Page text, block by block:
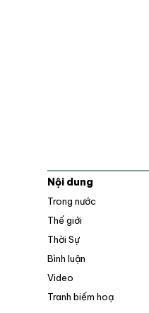
Nội dung
Trong nước
Thế giới
Thời Sự
Bình luận
Video
Tranh biếm hoạ